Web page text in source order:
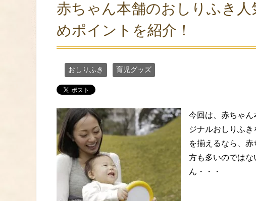
赤ちゃん本舗のおしりふき
めポイントを紹介！
おしりふき 育児グッズ
今回は、赤ちゃん
ジナルおしりふ
を揃えるなら、
方も多いのではな
ん・・・